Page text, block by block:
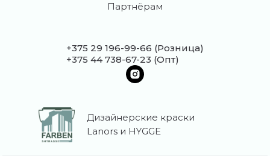
Партнёрам
+375 29 196-99-66 (Розница)
+375 44 738-67-23 (Опт)
Дизайнерские краски
Lanors и HYGGE